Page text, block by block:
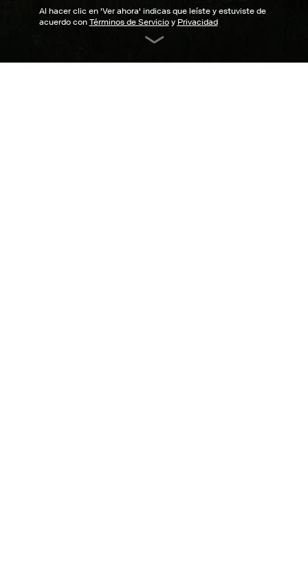
Al hacer clic en 'Ver ahora' indicas que leíste y estuviste de
acuerdo con Términos de Servicioy Privacidad